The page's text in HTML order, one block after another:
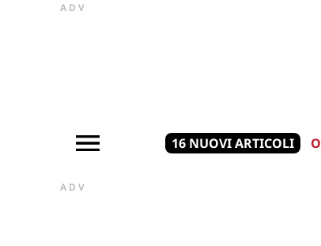
ADV
16 NUOVI ARTICOLI
ADV